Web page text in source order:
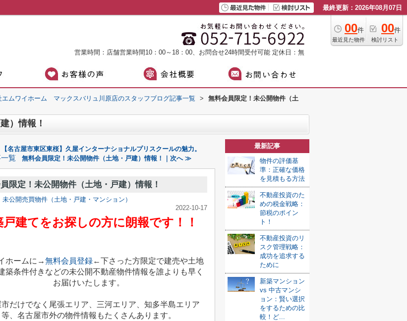
最終更新：2026年08月07日
00件
最近見た物件
00件
検討リスト
営業時間：店舗営業時間10：00～18：00、お問合せ24時間受付可能 定休日：無
エムワイホーム マックスバリュ川原店のスタッフブログ記事一覧 >
無料会員限定！未公開物件（土
）情報！
名古屋市東区東桜】久屋インターナショナルプリスクールの魅力。
覧 無料会員限定！未公開物件（土地・戸建）情報！｜次へ ≫
限定！未公開物件（土地・戸建）情報！
未公開売買物件（土地・戸建・マンション）
2022-10-17
戸建てをお探しの方に朗報です！！
ホームに→無料会員登録←下さった方限定で建売や土地
築条件付きなどの未公開不動産物件情報を誰よりも早く
お届けいたします。
だけでなく尾張エリア、三河エリア、知多半島エリア
等、名古屋市外の物件情報もたくさんあります。
最新記事
物件の評価基
準：正確な価格
を見積もる方法
不動産投資のた
めの税金戦略：
節税のポイン
ト！
不動産投資のリ
スク管理戦略：
成功を追求する
ために
新築マンション
vs 中古マンシ
ョン：賢い選択
をするための比
較！ど...